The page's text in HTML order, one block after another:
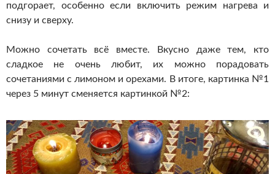
подгорает, особенно если включить режим нагрева и
снизу и сверху.
Можно сочетать всё вместе. Вкусно даже тем, кто
сладкое не очень любит, их можно порадовать
сочетаниями с лимоном и орехами. В итоге, картинка №1
через 5 минут сменяется картинкой №2: